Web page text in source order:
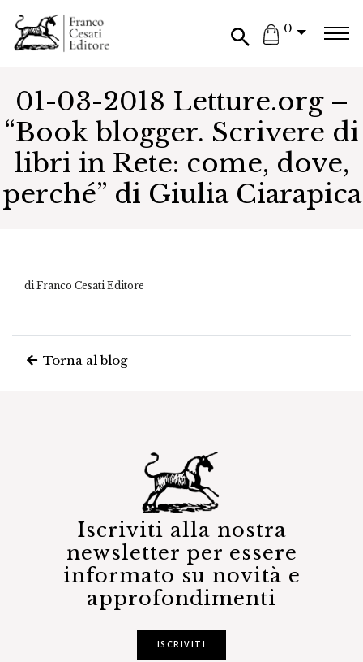
0
01-03-2018 Letture.org –
“Book blogger. Scrivere di
libri in Rete: come, dove,
perché” di Giulia Ciarapica
di Franco Cesati Editore
Torna al blog
Iscriviti alla nostra
newsletter per essere
informato su novità e
approfondimenti
ISCRIVITI